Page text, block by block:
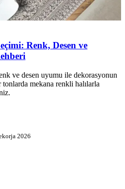
Renk, Desen ve
ve desen uyumu ile dekorasyonun
mekana renkli halılarla
2026